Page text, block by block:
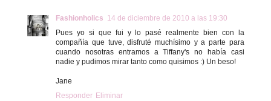
Fashionholics 14 de diciembre de 2010 a las 19:30
Pues yo si que fui y lo pasé realmente bien con la
compañía que tuve, disfruté muchísimo y a parte para
cuando nosotras entramos a Tiffany's no había casi
nadie y pudimos mirar tanto como quisimos :) Un beso!
Jane
Responder Eliminar